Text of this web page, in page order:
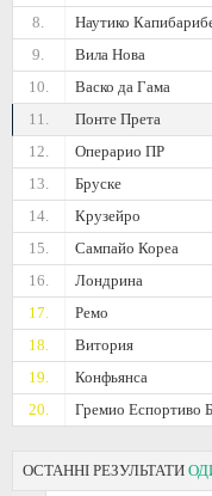
8.
Наутико
9.
Вила Нова
10.
Васко да Гама
11.
Понте Прета
12.
Операрио ПР
13.
Бруске
14.
Крузейро
15.
Сампайо Кореа
16.
Лондрина
17.
Ремо
18.
Витория
19.
Конфьянса
20.
Гремио Еспортиво
ОСТАННІ РЕЗУЛЬТАТИ